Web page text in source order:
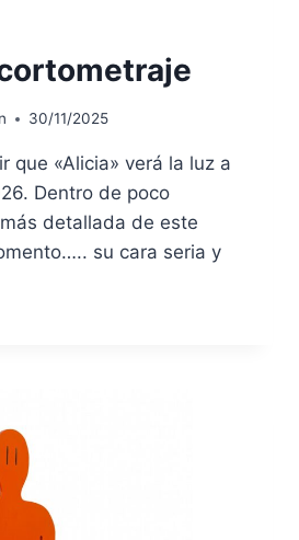
30/11/2025
que «Alicia» verá la luz a
Dentro de poco
detallada de este
su cara seria y